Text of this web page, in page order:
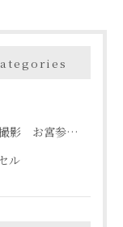
り 名古屋 天白区
ル